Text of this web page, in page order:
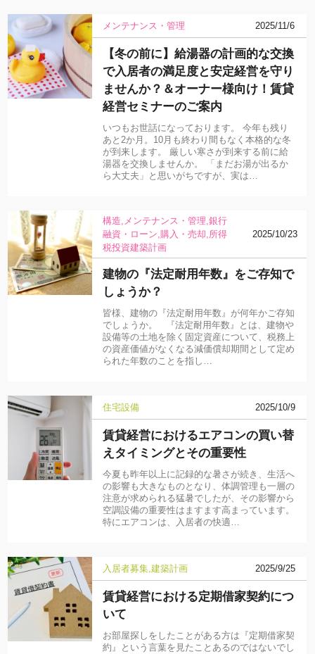
メンテナンス・管理 2025/11/6
【冬の前に】給湯器の計画的な交換
で入居者の満足度と安定経営を守り
ませんか？＆オーナー様向け！賃貸
経営セミナーのご案内
いつもお世話になっております。 今年も残り
あと2か月。10月も終わり間もなく本格的な冬
が到来します。 厳しい寒さが到来する前に給
湯器を交換しませんか。 「まだお湯が出るか
ら大丈夫」と思いがちですが、実は…
構造 メンテナンス・管理 銀行
融資・ローン 購入・売却 所得
税投資建築計画
2025/10/23
建物の『法定耐用年数』をご存知で
しょうか？
皆様、建物の『法定耐用年数』が何年かご存知
でしょうか。 『法定耐用年数』とは、建物や
設備等の土地を除く固定資産について、税務上
の資産価値がなくなる減価償却期間として定め
られた年数のことを指し…
住宅設備 2025/10/9
賃貸経営におけるエアコンの買い替
えタイミングとその重要性
今夏も昨年以上に記録的な暑さが続き、生活へ
の影響も大きなものとなり、体調管理も一層の
注意が求められる猛暑でしたが、その影響から
空調設備の重要性はますます高まっています。
特にエアコンは、入居者の快適…
入居者募集 建築計画 2025/9/25
賃貸経営における定期借家契約につ
いて
お部屋探しをしたことがある方は『定期借家契
約』という言葉を見たことあるのではないでし